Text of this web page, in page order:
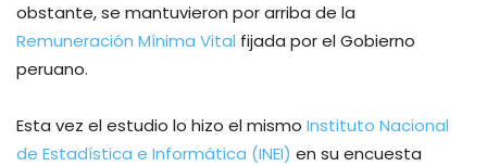
obstante, se mantuvieron por arriba de la
Remuneración Mínima Vital fijada por el Gobierno
peruano.
Esta vez el estudio lo hizo el mismo Instituto Nacional
de Estadística e Informática (INEI) en su encuesta